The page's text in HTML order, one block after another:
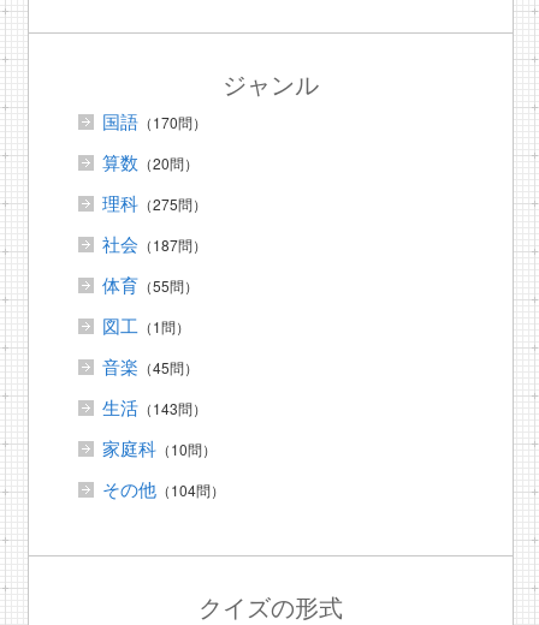
ジャンル
国語（170問）
算数 （20問）
理科（275問）
社会 （187問）
体育（55問）
図工 （1問）
音楽 （45問）
生活（143問）
家庭科（10問）
その他（104問）
クイズの形式